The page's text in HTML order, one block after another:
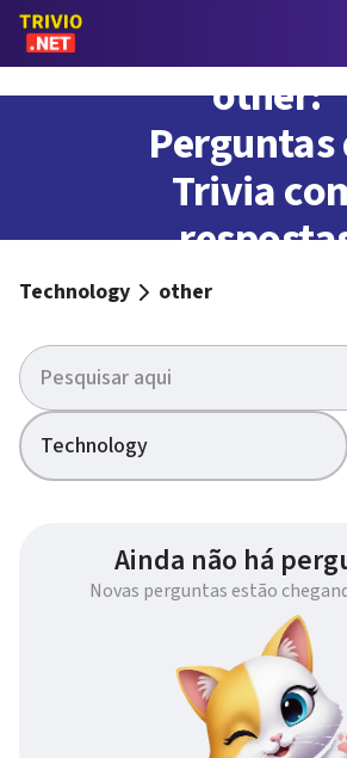
other:
Perguntas
Trivia
Technology other
Technology
Ainda não há
Novas perguntas estão